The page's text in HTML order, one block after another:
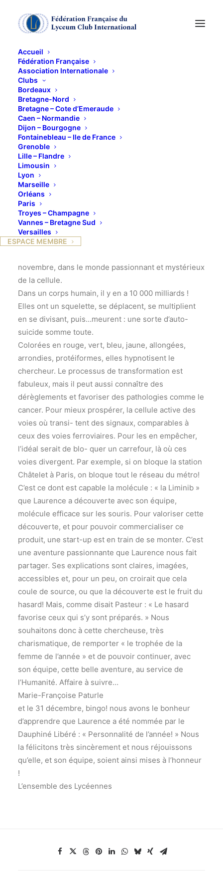
Accueil
Fédération Française
Association Internationale
Clubs
Bordeaux
Bretagne-Nord
Bretagne – Cote d’Emeraude
Caen – Normandie
Dijon – Bourgogne
Fontainebleau – Ile de France
Grenoble
Lille – Flandre
Limousin
Lyon
Marseille
Orléans
Paris
Troyes – Champagne
Vannes – Bretagne Sud
Versailles
ESPACE MEMBRE
Lafanechère, une
chercheuse
charismatique
Laurence Lafanechère chercheuse en biologie
novembre, dans le monde passionnant et mystérieux
de la cellule.
Dans un corps humain, il y en a 10 000 milliards !
Elles ont un squelette, se déplacent, se multiplient
en se divisant, puis…meurent : une sorte d’auto-
suicide somme toute.
Colorées en rouge, vert, bleu, jaune, allongées,
arrondies, protéiformes, elles hypnotisent le
chercheur. Le processus de transformation est
fabuleux, mais il peut aussi connaître des
dérèglements et favoriser des pathologies comme le
cancer. Pour mieux prospérer, la cellule active des
voies où transi- tent des signaux, comparables à
ceux des voies ferroviaires. Pour les en empêcher,
l’idéal serait de blo- quer un carrefour, là où ces
voies divergent. Par exemple, si on bloque la station
Châtelet à Paris, on bloque tout le réseau du métro!
C’est ce dont est capable la molécule : « la Liminib »
que Laurence a découverte avec son équipe,
molécule efficace sur les souris. Pour valoriser cette
découverte, et pour pouvoir commercialiser ce
produit, une start-up est en train de se monter. C’est
une aventure passionnante que Laurence nous fait
partager. Ses explications sont claires, imagées,
accessibles et, pour un peu, on croirait que cela
coule de source, ou que la découverte est le fruit du
hasard! Mais, comme disait Pasteur : « Le hasard
favorise ceux qui s’y sont préparés. » Nous
souhaitons donc à cette chercheuse, très
charismatique, de remporter « le trophée de la
femme de l’année » et de pouvoir continuer, avec
son équipe, cette belle aventure, au service de
l’Humanité. Affaire à suivre…
Marie-Françoise Paturle
et le 31 décembre, bingo! nous avons le bonheur
d’apprendre que Laurence a été nommée par le
Dauphiné Libéré : « Personnalité de l’année! » Nous
la félicitons très sincèrement et nous réjouissons
qu’elle, et son équipe, soient ainsi mises à l’honneur
!
L’ensemble des Lycéennes